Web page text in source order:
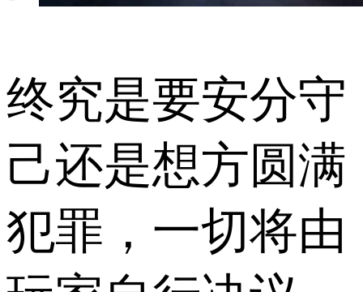
终究是要安分守
己还是想方圆满
犯罪，一切将由